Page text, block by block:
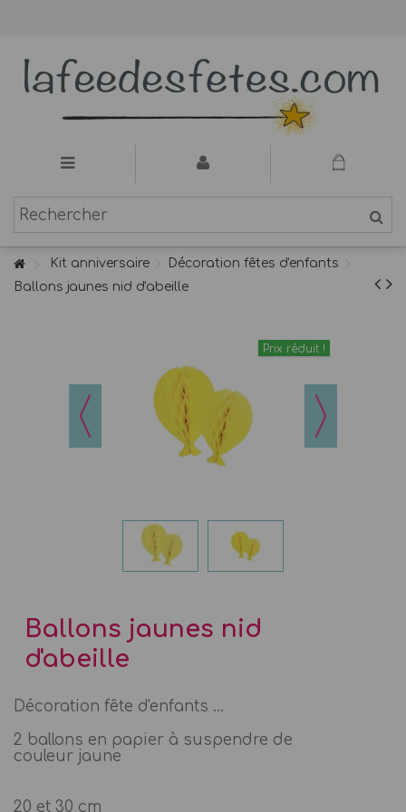
Kit anniversaire
Décoration fêtes d'enfants
Ballons jaunes nid d'abeille
Prix réduit !
Ballons jaunes nid
d'abeille
Décoration fête d'enfants ...
2 ballons en papier à suspendre de
couleur jaune
20 et 30 cm